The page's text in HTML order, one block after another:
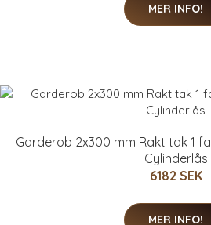
MER INFO!
Garderob 2x300 mm Rakt tak 1
Cylinderlås
6182 SEK
MER INFO!